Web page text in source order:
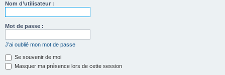
Nom d’utilisateur :
Mot de passe :
J’ai oublié mon mot de passe
Se souvenir de moi
Masquer ma présence lors de cette session